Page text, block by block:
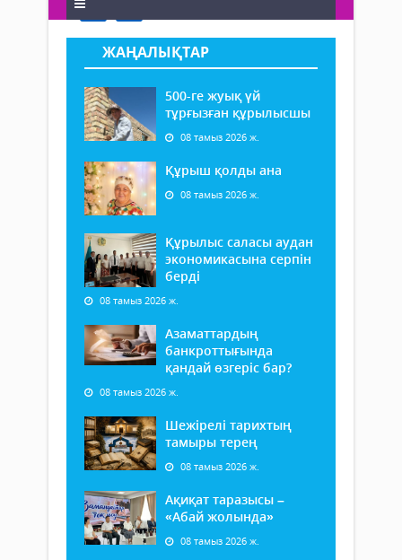
ЖАҢАЛЫҚТАР
500-ге жуық үй
тұрғызған құрылысшы
08 тамыз 2026 ж.
Құрыш қолды ана
08 тамыз 2026 ж.
Құрылыс саласы аудан
экономикасына серпін
берді
08 тамыз 2026 ж.
Азаматтардың
банкроттығында
қандай өзгеріс бар?
08 тамыз 2026 ж.
Шежірелі тарихтың
тамыры терең
08 тамыз 2026 ж.
Ақиқат таразысы –
«Абай жолында»
08 тамыз 2026 ж.